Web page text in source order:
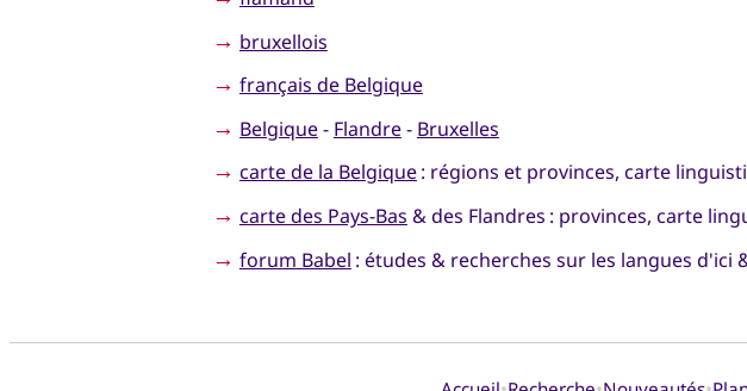
→ bruxellois
→ français de Belgique
→ Belgique- Flandre- Bruxelles
→ carte de la Belgique: régions et provinces, carte
→ carte des Pays-Bas & des Flandres : provinces, carte
→ forum Babel : études & recherches sur les langues d'ici